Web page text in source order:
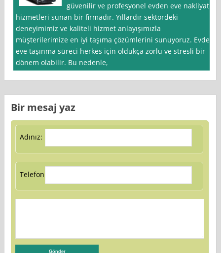
güvenilir ve profesyonel evden eve nakliyat
hizmetleri sunan bir firmadır. Yıllardır sektördeki
deneyimimiz ve kaliteli hizmet anlayışımızla
müşterilerimize en iyi taşıma çözümlerini sunuyoruz. Evden
eve taşınma süreci herkes için oldukça zorlu ve stresli bir
dönem olabilir. Bu nedenle,
Bir mesaj yaz
Adınız:
Telefon: